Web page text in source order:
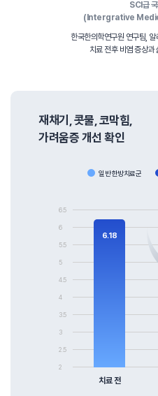
SCI급
(Intergrative
한국한의학연구원 연구팀,
치료 전후 비염 증상과
재채기, 콧물, 코막힘,
가려움증 개선 확인
일반 한방치료군
6.5
6
5.5
5
4.5
4
3.5
3
2.5
2
6.18
치료 전